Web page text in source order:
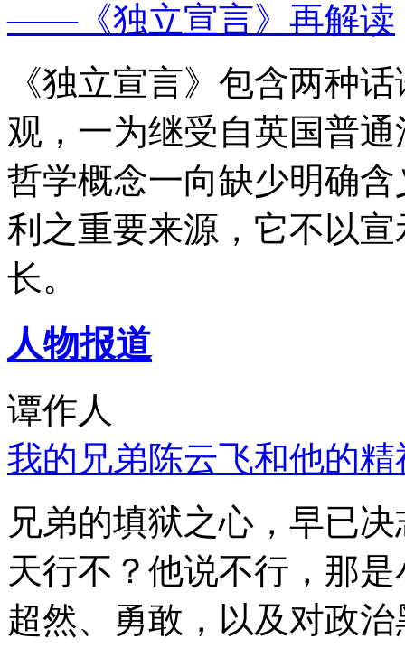
——《独立宣言》再解读
《独立宣言》包含两种
观，一为继受自英国普
哲学概念一向缺少明确
利之重要来源，它不以
长。
人物报道
谭作人
我的兄弟陈云飞和他的
兄弟的填狱之心，早已
天行不？他说不行，那
超然、勇敢，以及对政